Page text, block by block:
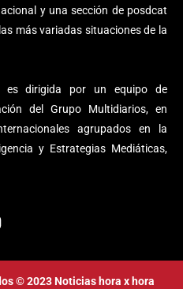
y una sección de posdcat
más variadas situaciones de la
es dirigida por un equipo de
del Grupo Multidiarios, en
agrupados en la
y Estrategias Mediáticas,
© 2023 Noticias hora x hora